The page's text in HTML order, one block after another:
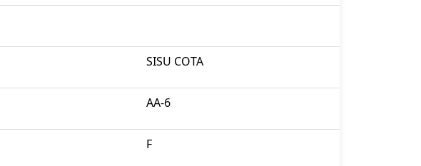
SISU COTA
AA-6
F